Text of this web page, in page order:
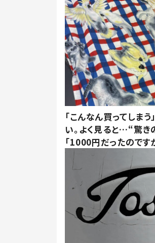
「こんなん買ってしま
い。よく見ると…“驚き
「1000円だったのですか